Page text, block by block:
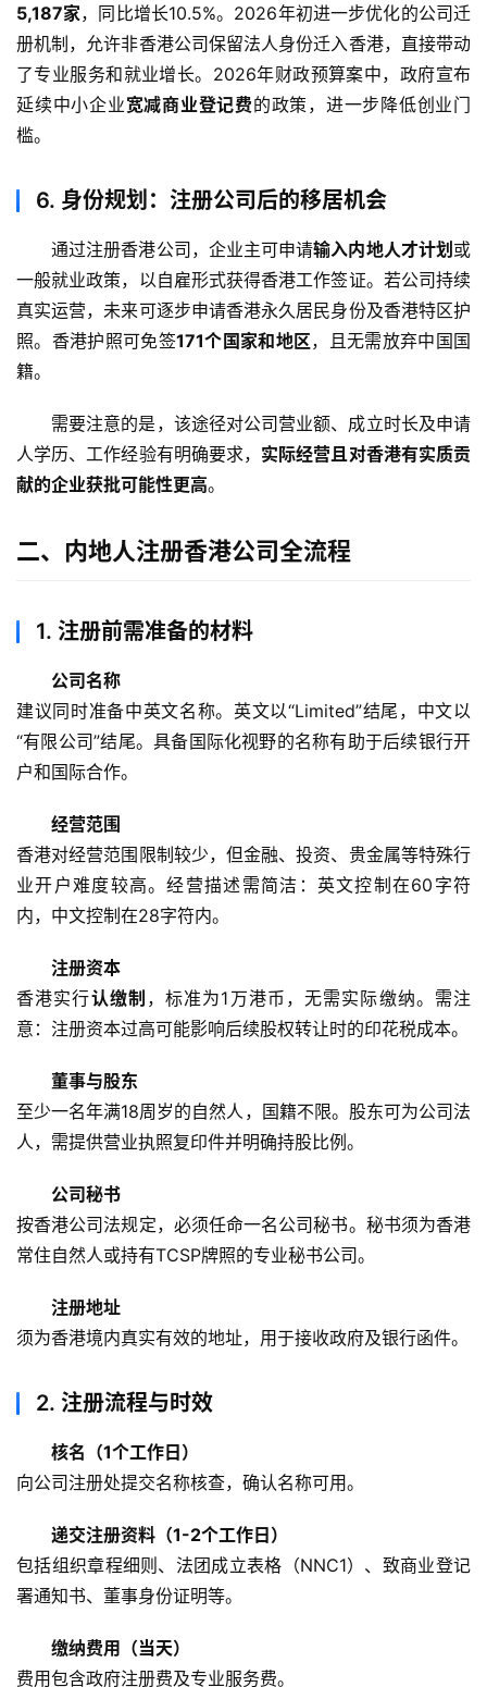
5,187家，同比增长10.5%。2026年初进一步优化的公司迁
册机制，允许非香港公司保留法人身份迁入香港，直接带动
了专业服务和就业增长。2026年财政预算案中，政府宣布
延续中小企业宽减商业登记费的政策，进一步降低创业门
槛。
6. 身份规划：注册公司后的移居机会
通过注册香港公司，企业主可申请输入内地人才计划 或
一般就业政策，以自雇形式获得香港工作签证。若公司持续
真实运营，未来可逐步申请香港永久居民身份及香港特区护
照。香港护照可免签171个国家和地区，且无需放弃中国国
籍。
需要注意的是，该途径对公司营业额、成立时长及申请
人学历、工作经验有明确要求， 实际经营且对香港有实质贡
献的企业获批可能性更高。
二、内地人注册香港公司全流程
1. 注册前需准备的材料
公司名称
建议同时准备中英文名称。英文以“Limited”结尾，中文以
“有限公司”结尾。具备国际化视野的名称有助于后续银行开
户和国际合作。
经营范围
香港对经营范围限制较少，但金融、投资、贵金属等特殊行
业开户难度较高。经营描述需简洁：英文控制在60字符
内，中文控制在28字符内。
注册资本
香港实行认缴制 ，标准为1万港币，无需实际缴纳。需注
意：注册资本过高可能影响后续股权转让时的印花税成本。
董事与股东
至少一名年满18周岁的自然人，国籍不限。股东可为公司法
人，需提供营业执照复印件并明确持股比例。
公司秘书
按香港公司法规定，必须任命一名公司秘书。秘书须为香港
常住自然人或持有TCSP牌照的专业秘书公司。
注册地址
须为香港境内真实有效的地址，用于接收政府及银行函件。
2. 注册流程与时效
核名（1个工作日）
向公司注册处提交名称核查，确认名称可用。
递交注册资料（1-2个工作日）
包括组织章程细则、法团成立表格（NNC1）、致商业登记
署通知书、董事身份证明等。
缴纳费用（当天）
费用包含政府注册费及专业服务费。